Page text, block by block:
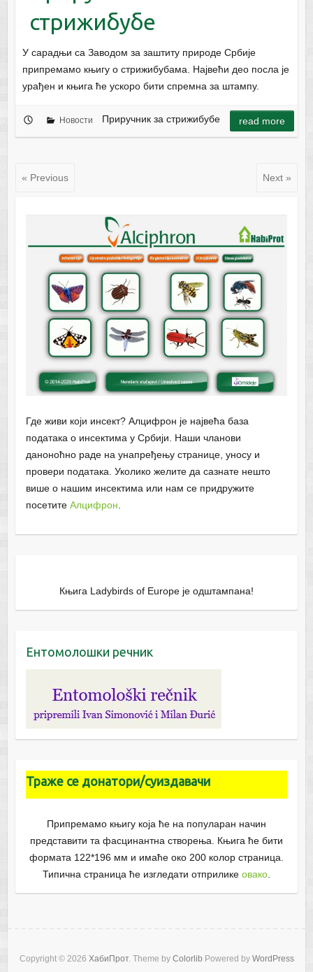
стрижибубе
У сарадњи са Заводом за заштиту природе Србије
припремамо књигу о стрижибубама. Највећи део посла је
урађен и књига ће ускоро бити спремна за штампу.
Новости Приручник за стрижибубе read more
« Previous Next »
Где живи који инсект? Алцифрон је највећа база
података о инсектима у Србији. Наши чланови
даноноћно раде на унапређењу странице, уносу и
провери података. Уколико желите да сазнате нешто
више о нашим инсектима или нам се придружите
посетите Алцифрон
Књига Ladybirds of Europe је одштампана!
Ентомолошки речник
Траже се донатори/суиздавачи
Припремамо књигу која ће на популаран начин
представити та фасцинантна створења. Књига ће бити
формата 122*196 мм и имаће око 200 колор страница.
Типична страница ће изгледати отприлике овако
Copyright © 2026 ХабиПрот. Theme by Colorlib Powered by WordPress